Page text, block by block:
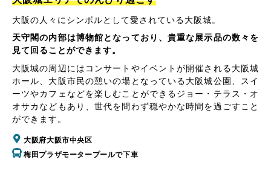
大阪の人々にシンボルとして愛されている大阪城。
天守閣の内部は博物館となっており、貴重な展示品の数々を
見て回ることができます。
大阪城の周辺にはコンサートやイベントが開催される大阪城
ホール、大阪市民の憩いの場となっている大阪城公園、スイ
ーツやカフェなどを楽しむことができるジョー・テラス・オ
オサカなどもあり、世代を問わず穏やかな時間を過ごすこと
ができます。
大阪府大阪市中央区
梅田プラザモータープールで下車